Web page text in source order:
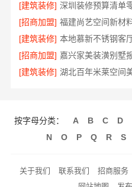
[建筑装修]
[招商加盟]
[建筑装修] 本地慕新不锈钢客
[招商加盟]
[建筑装修]
按字母分类： A B C D
N
O P Q R S
关于我们 联系我们 招商服务